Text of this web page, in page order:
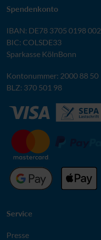
Spendenkonto
IBAN: DE78 3705 0198
BIC: COLSDE33
Sparkasse KölnBonn
Kontonummer: 2000 88 50
BLZ: 370 501 98
Service
Presse